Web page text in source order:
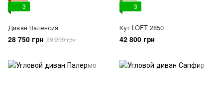
3
Диван Валенсия
28 750 грн 29 200 грн
3
Кут LOFT 2850
42 800 грн